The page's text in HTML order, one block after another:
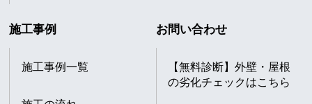
施工事例
施工事例一覧
お問い合わせ
【無料診断】外壁・屋根
の劣化チェックはこちら